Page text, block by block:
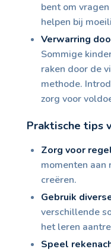
bent om
helpen bij
Verwarring
Sommige
raken door de
methode.
zorg voor
Praktische tips
Zorg voor
momenten aan
creëren.
Gebruik
verschillende
het leren
Speel